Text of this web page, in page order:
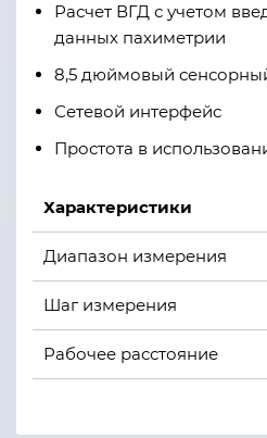
Расчет ВГД с учетом
данных пахиметрии
8,5 дюймовый
Сетевой интерфейс
Простота в
Характеристики
Диапазон измерения
Шаг измерения
Рабочее расстояние